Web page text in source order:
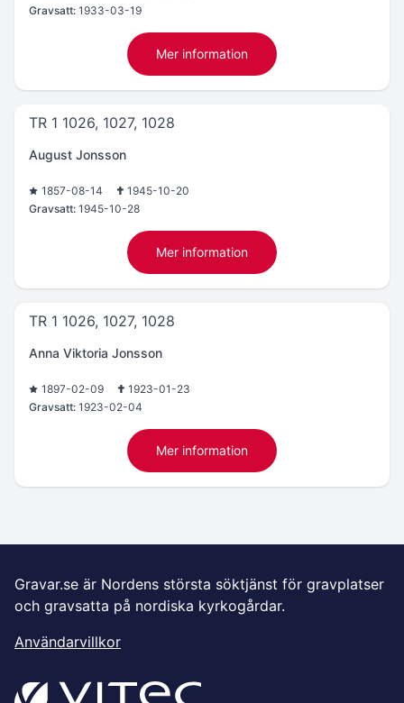
Gravsatt: 1933-03-19
Mer information
TR 1 1026, 1027, 1028
August Jonsson
1857-08-14
1945-10-20
Gravsatt: 1945-10-28
Mer information
TR 1 1026, 1027, 1028
Anna Viktoria Jonsson
1897-02-09
1923-01-23
Gravsatt: 1923-02-04
Mer information
Gravar.se är Nordens största söktjänst för gravplatser
och gravsatta på nordiska kyrkogårdar.
Användarvillkor